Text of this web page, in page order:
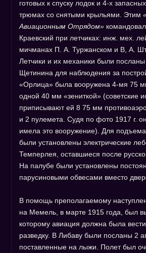
готовых к спуску лодок и 4-х
трюмах со снятыми крыльями. Этим
Авиационным Отрядом»
Краевский при летчиках: инж. мех.
мичманах П. А. Туржанском и В, А.
Летчики и их механики были посланы
Щетинина для наблюдения за
«Орлица» была вооружена 4-мя 75
одной 40 мм «зениткой» (советские
приписывают ей 8 75 мм
и 2 пулемета. Судя по фото 1917 г.
имела это вооружение). Для подъема
были установлены электрические
Темперлея, оставшиеся после
На палубе были установлены
парусиновыми обвесами вместо
В помощь преполагаемому
на Мемель, в марте 1915 года, был
которому авиация должна была
разведку. В Либаву были посланы 2
поставленные на лыжи. Полет был